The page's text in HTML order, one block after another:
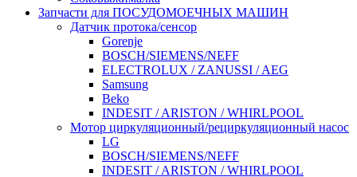
Запчасти для ПОСУДОМОЕЧНЫХ МАШИН
Датчик протока/сенсор
Gorenje
BOSCH/SIEMENS/NEFF
ELECTROLUX / ZANUSSI / AEG
Samsung
Beko
INDESIT / ARISTON / WHIRLPOOL
Мотор циркуляционный/рециркуляционный насос
LG
BOSCH/SIEMENS/NEFF
INDESIT / ARISTON / WHIRLPOOL